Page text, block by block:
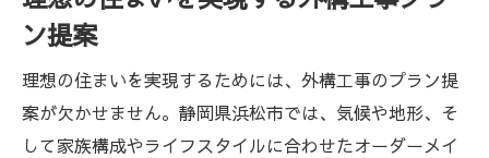
ン提案
理想の住まいを実現するためには、外構工事のプラン提
案が欠かせません。静岡県浜松市では、気候や地形、そ
して家族構成やライフスタイルに合わせたオーダーメイ